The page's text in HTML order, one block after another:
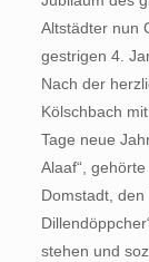
Altstädter nun
gestrigen 4.
Nach der
Kölschbach
Tage neue
Alaaf“,
Domstadt, den
stehen und